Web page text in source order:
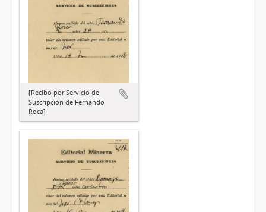
[Recibo por Servicio de
Suscripción de Fernando
Roca]